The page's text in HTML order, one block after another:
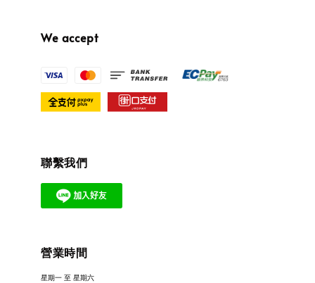
We accept
聯繫我們
營業時間
星期一 至 星期六